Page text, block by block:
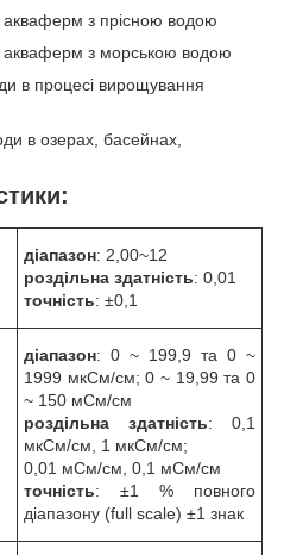
акваферм з прісною водою
акваферм з морською водою
в процесі вирощування
в озерах, басейнах,
діапазон: 2,00~12
роздільна здатність: 0,01
точність: ±0,1
діапазон: 0 ~ 199,9 та 0 ~
1999 мкСм/см; 0 ~ 19,99 та 0
~ 150 мСм/см
роздільна здатність: 0,1
мкСм/см, 1 мкСм/см;
0,01 мСм/см, 0,1 мСм/см
точність: ±1 % повного
діапазону (full scale) ±1 знак